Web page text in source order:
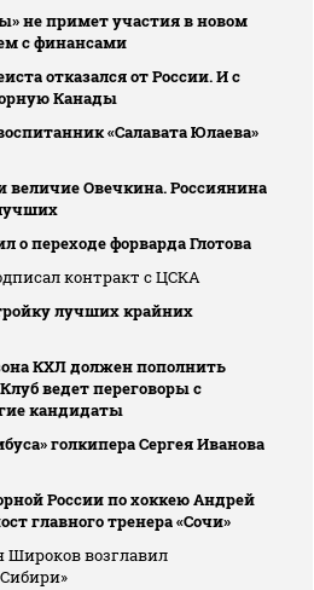
не примет участия в новом
с финансами
отказался от России. И с
Канады
«Салавата Юлаева»
величие Овечкина. Россиянина
о переходе форварда Глотова
контракт с ЦСКА
лучших крайних
КХЛ должен пополнить
ведет переговоры с
кандидаты
голкипера Сергея Иванова
России по хоккею Андрей
главного тренера «Сочи»
возглавил